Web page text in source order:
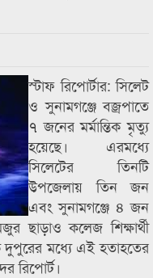
স্টাফ রিপোর্টার: সিলেট
ও সুনামগঞ্জে বজ্রপাতে
৭ জনের মর্মান্তিক মৃত্যু
হয়েছে। এরমধ্যে
সিলেটের তিনটি
উপজেলায় তিন জন
এবং সুনামগঞ্জে ৪ জন
ছাড়াও কলেজ শিক্ষার্থী
মধ্যে এই হতাহতের
রিপোর্ট।